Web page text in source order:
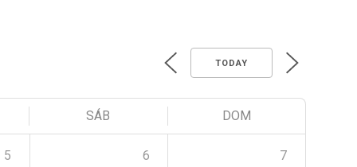
TODAY
SÁB DOM
5 6 7